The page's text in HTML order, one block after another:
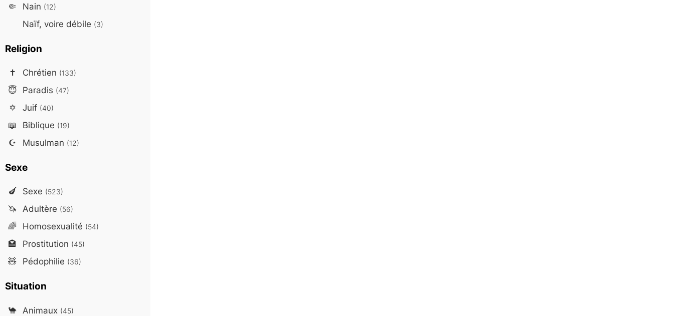
🤏 Nain (12)
Naïf, voire débile (3)
Religion
✝️ Chrétien (133)
😇 Paradis (47)
✡️ Juif (40)
📖 Biblique (19)
☪️ Musulman (12)
Sexe
🍆 Sexe (523)
🦄 Adultère (56)
🌈 Homosexualité (54)
🏩 Prostitution (45)
🧸 Pédophilie (36)
Situation
🐪 Animaux (45)